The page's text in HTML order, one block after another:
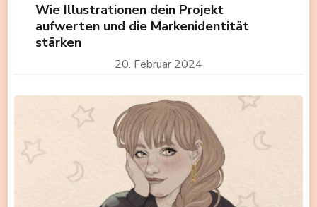
Wie Illustrationen dein Projekt
aufwerten und die Markenidentität
stärken
20. Februar 2024